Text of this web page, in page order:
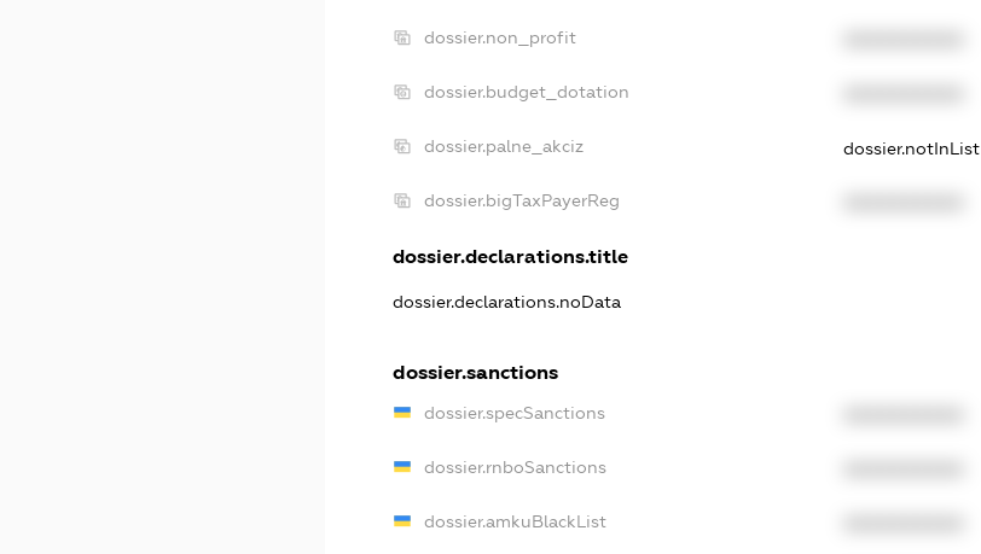
dossier.non_profit
dossier.budget_dotation
dossier.palne_akciz dossier.notInList
dossier.bigTaxPayerReg
dossier.declarations.title
dossier.declarations.noData
dossier.sanctions
dossier.specSanctions
dossier.rnboSanctions
dossier.amkuBlackList